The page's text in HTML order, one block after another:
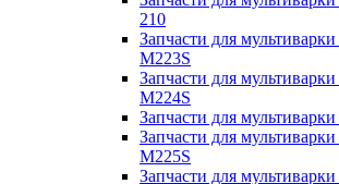
210
Запчасти для
M223S
Запчасти для
M224S
Запчасти для
Запчасти для
M225S
Запчасти для